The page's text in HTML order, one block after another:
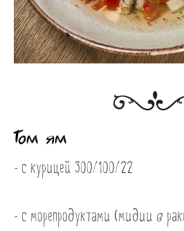
Том ям
- с курицей 300/100/22
- с морепродуктами (мидии в